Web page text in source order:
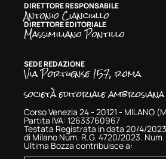
DIRETTORE RESPONSABILE
Antonio Cianciullo
DIRETTORE EDITORIALE
Massimiliano Pontillo
SEDE REDAZIONE
Via Portuense 157, roma
società editoriale
Corso Venezia 24 - 20121 - MILANO
Partita IVA: 12633760967
Testata Registrata in data 20/4/
di Milano Num. R.G. 4720/2023.
Ultima Bozza contribuisce a: